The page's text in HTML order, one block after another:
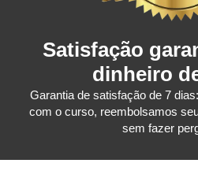
Satisfação
dinheiro
Garantia de satisfação de 7
com o curso, reembolsamos
sem fazer